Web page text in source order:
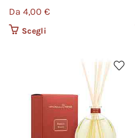
Da 4,00 €
Scegli
nella pagina del